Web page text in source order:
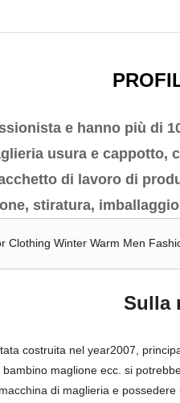
e hanno più di
usura e cappotto,
di lavoro di
stiratura,
Sulla
costruita nel year2007,
maglione ecc. si
di maglieria e